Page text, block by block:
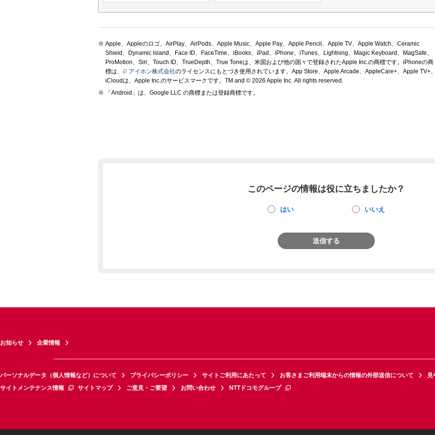
Apple、Appleのロゴ、AirPlay、AirPods、Apple Music、Apple Pay、Apple Pencil、Apple TV、Apple Watch、Ceramic
Shield、Dynamic Island、Face ID、FaceTime、iBooks、iPad、iPhone、iTunes、Lightning、Magic Keyboard、MagSafe、
ProMotion、Siri、Touch ID、TrueDepth、True Toneは、米国および他の国々で登録されたApple Inc.の商標です。iPhoneの商
標は、
アイホン株式会社のライセンスにもとづき使用されています。App Store、Apple Arcade、AppleCare+、Apple TV+
iCloudは、Apple Inc.のサービスマークです。TM and © 2026 Apple Inc. All rights reserved.
「Android」は、Google LLC の商標または登録商標です。
このページの情報は役に立ちましたか？
はい いいえ
送信する
お知らせ 企業情報
パーソナルデータ（個人情報など）について プライバシーポリシー サイトご利用にあたって お客さまご利用端末からの情報の外部送信について
見
サイトメンテナンス情報
サイトマップ ご意見・ご要望 お問い合わせ NTTドコモグループ